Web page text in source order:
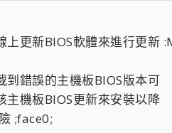
反應時間）
上更新BIOS軟體來進行更新
到錯誤的主機板BIOS版本可
主機板BIOS更新來安裝以降
;face0;